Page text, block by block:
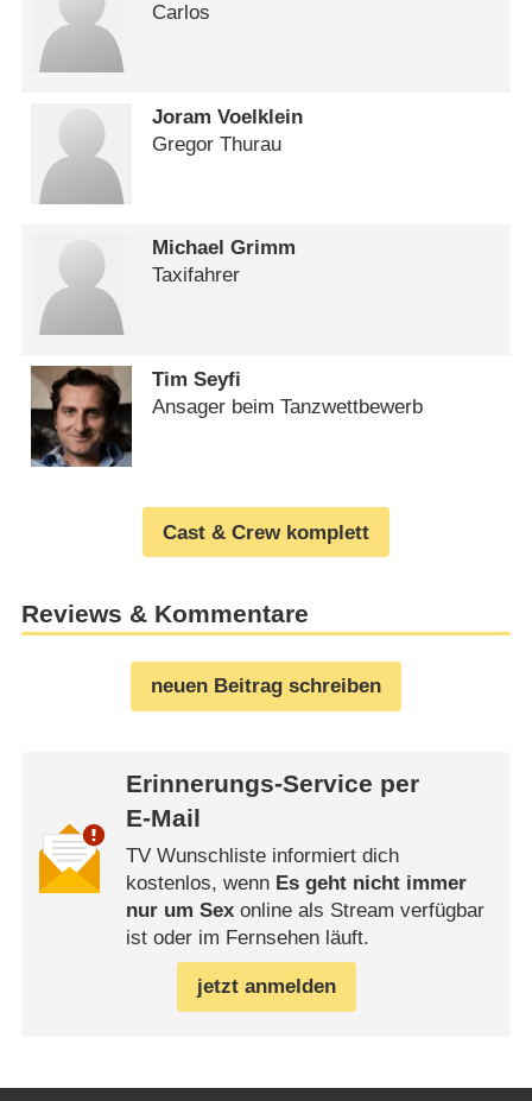
Carlos
Joram Voelklein
Gregor Thurau
Michael Grimm
Taxifahrer
Tim Seyfi
Ansager beim Tanzwettbewerb
Cast & Crew komplett
Reviews & Kommentare
neuen Beitrag schreiben
Erinnerungs-Service per
E-Mail
TV Wunschliste informiert dich
kostenlos, wenn Es geht nicht immer
nur um Sexonline als Stream verfügbar
ist oder im Fernsehen läuft.
jetzt anmelden